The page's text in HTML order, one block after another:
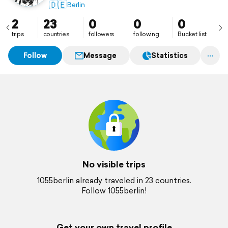
Leben bei." (Ilka Hoffmann-Bisinger)
🇩🇪Berlin
2
trips
23
countries
0
followers
0
following
0
Bucket list
Follow Message Statistics
No visible trips
1055berlin already traveled in 23 countries.
Follow 1055berlin!